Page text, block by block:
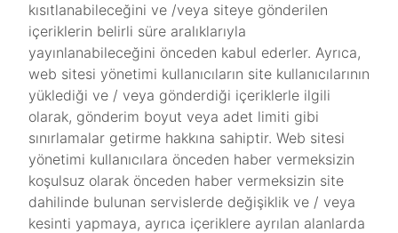
kısıtlanabileceğini ve /veya siteye gönderilen
içeriklerin belirli süre aralıklarıyla
yayınlanabileceğini önceden kabul ederler. Ayrıca,
web sitesi yönetimi kullanıcıların site kullanıcılarının
yüklediği ve / veya gönderdiği içeriklerle ilgili
olarak, gönderim boyut veya adet limiti gibi
sınırlamalar getirme hakkına sahiptir. Web sitesi
yönetimi kullanıcılara önceden haber vermeksizin
koşulsuz olarak önceden haber vermeksizin site
dahilinde bulunan servislerde değişiklik ve / veya
kesinti yapmaya, ayrıca içeriklere ayrılan alanlarda